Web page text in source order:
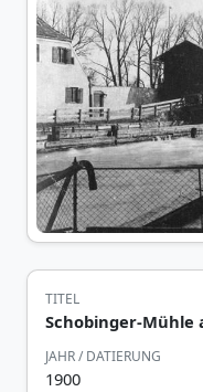
TITEL
Schobinger-Mühle
JAHR / DATIERUNG
1900